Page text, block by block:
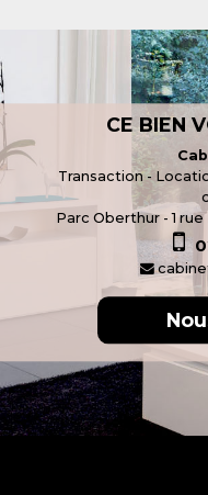
CE BIEN
Transaction -
Parc Oberthur - 1